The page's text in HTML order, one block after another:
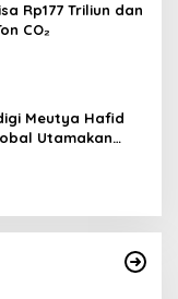
Rp177 Triliun dan
CO₂
Meutya Hafid
Utamakan